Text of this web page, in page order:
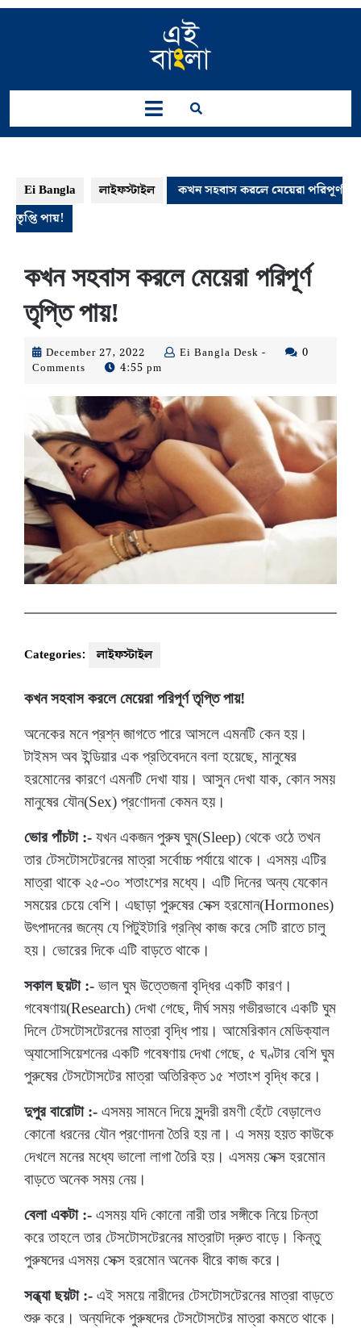
Open
Button
Ei Bangla লাইফস্টাইল
কখন সহবাস করলে মেয়েরা পরিপূর্ণ
তৃপ্তি পায়!
কখন সহবাস করলে মেয়েরা পরিপূর্ণ
তৃপ্তি পায়!
December 27, 2022 December
27,
Ei Bangla Desk -
-
0
Comments
4:55 pm
Categories: লাইফস্টাইল
কখন সহবাস করলে মেয়েরা পরিপূর্ণ তৃপ্তি পায়!
অনেকের মনে প্রশ্ন জাগতে পারে আসলে এমনটি কেন হয়।
টাইমস অব ইন্ডিয়ার এক প্রতিবেদনে বলা হয়েছে, মানুষের
হরমোনের কারণে এমনটি দেখা যায়। আসুন দেখা যাক, কোন সময়
মানুষের যৌন(Sex) প্রণোদনা কেমন হয়।
ভোর পাঁচটা :- যখন একজন পুরুষ ঘুম(Sleep) থেকে ওঠে তখন
তার টেসটোসটেরনের মাত্রা সর্বোচ্চ পর্যায়ে থাকে। এসময় এটির
মাত্রা থাকে ২৫-৩০ শতাংশের মধ্যে। এটি দিনের অন্য যেকোন
সময়ের চেয়ে বেশি। এছাড়া পুরুষের সেক্স হরমোন(Hormones)
উৎপাদনের জন্যে যে পিটুইটারি গ্রন্থি কাজ করে সেটি রাতে চালু
হয়। ভোরের দিকে এটি বাড়তে থাকে।
সকাল ছয়টা :- ভাল ঘুম উত্তেজনা বৃদ্ধির একটি কারণ।
গবেষণায়(Research) দেখা গেছে, দীর্ঘ সময় গভীরভাবে একটি ঘুম
দিলে টেসটোসটেরনের মাত্রা বৃদ্ধি পায়। আমেরিকান মেডিক্যাল
অ্যাসোসিয়েশনের একটি গবেষণায় দেখা গেছে, ৫ ঘণ্টার বেশি ঘুম
পুরুষের টেসটোসটের মাত্রা অতিরিক্ত ১৫ শতাংশ বৃদ্ধি করে।
দুপুর বারোটা :- এসময় সামনে দিয়ে সুন্দরী রমণী হেঁটে বেড়ালেও
কোনো ধরনের যৌন প্রণোদনা তৈরি হয় না। এ সময় হয়ত কাউকে
দেখলে মনের মধ্যে ভালো লাগা তৈরি হয়। এসময় সেক্স হরমোন
বাড়তে অনেক সময় নেয়।
বেলা একটা :- এসময় যদি কোনো নারী তার সঙ্গীকে নিয়ে চিন্তা
করে তাহলে তার টেসটোসটেরনের মাত্রাটা দ্রুত বাড়ে। কিন্তু
পুরুষদের এসময় সেক্স হরমোন অনেক ধীরে কাজ করে।
সন্ধ্যা ছয়টা :- এই সময়ে নারীদের টেসটোসটেরনের মাত্রা বাড়তে
শুরু করে। অন্যদিকে পুরুষদের টেসটোসটের মাত্রা কমতে থাকে।